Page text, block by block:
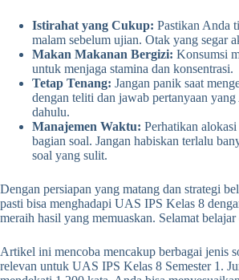
Istirahat yang Cukup: Pastikan Anda
malam sebelum ujian. Otak yang segar
Makan Makanan Bergizi: Konsumsi
untuk menjaga stamina dan konsentrasi.
Tetap Tenang: Jangan panik saat
dengan teliti dan jawab pertanyaan
dahulu.
Manajemen Waktu: Perhatikan
bagian soal. Jangan habiskan terlalu
soal yang sulit.
Dengan persiapan yang matang dan strategi
pasti bisa menghadapi UAS IPS Kelas 8
meraih hasil yang memuaskan. Selamat belajar
Artikel ini mencoba mencakup berbagai jenis
relevan untuk UAS IPS Kelas 8 Semester 1.